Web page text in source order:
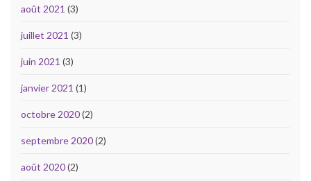
août 2021 (3)
juillet 2021 (3)
juin 2021 (3)
janvier 2021 (1)
octobre 2020(2)
septembre 2020(2)
août 2020(2)